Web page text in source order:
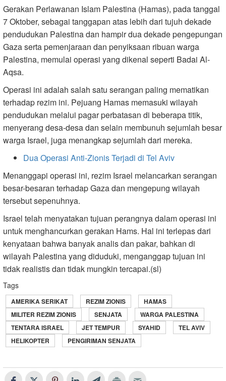
Gerakan Perlawanan Islam Palestina (Hamas), pada tanggal
7 Oktober, sebagai tanggapan atas lebih dari tujuh dekade
pendudukan Palestina dan hampir dua dekade pengepungan
Gaza serta pemenjaraan dan penyiksaan ribuan warga
Palestina, memulai operasi yang dikenal seperti Badai Al-
Aqsa.
Operasi ini adalah salah satu serangan paling mematikan
terhadap rezim ini. Pejuang Hamas memasuki wilayah
pendudukan melalui pagar perbatasan di beberapa titik,
menyerang desa-desa dan selain membunuh sejumlah besar
warga Israel, juga menangkap sejumlah dari mereka.
Dua Operasi Anti-Zionis Terjadi di Tel Aviv
Menanggapi operasi ini, rezim Israel melancarkan serangan
besar-besaran terhadap Gaza dan mengepung wilayah
tersebut sepenuhnya.
Israel telah menyatakan tujuan perangnya dalam operasi ini
untuk menghancurkan gerakan Hams. Hal ini terlepas dari
kenyataan bahwa banyak analis dan pakar, bahkan di
wilayah Palestina yang diduduki, menganggap tujuan ini
tidak realistis dan tidak mungkin tercapai.(sl)
Tags
AMERIKA SERIKAT REZIM ZIONIS
HAMAS
MILITER REZIM ZIONIS
SENJATA
WARGA PALESTINA
TENTARA ISRAEL
JET TEMPUR SYAHID
TEL AVIV
HELIKOPTER
PENGIRIMAN SENJATA